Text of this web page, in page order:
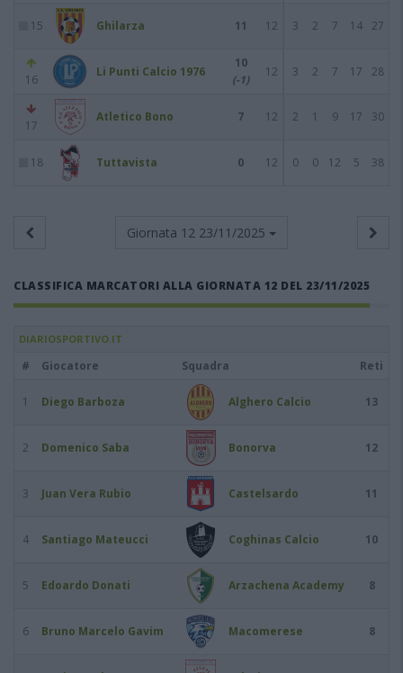
15 Ghilarza 11 12 3 2 7 14 27
16
Li Punti Calcio 1976
10
(-1)
12 3 2 7 17 28
17
Atletico Bono 7 12 2 1 9 17 30
18 Tuttavista 0 12 0 0 12 5 38
Giornata 12 23/11/2025
CLASSIFICA MARCATORI ALLA GIORNATA 12 DEL 23/11/2025
DIARIOSPORTIVO.IT
# Giocatore Squadra Reti
1 Diego Barboza Alghero Calcio 13
2 Domenico Saba Bonorva 12
3 Juan Vera Rubio Castelsardo 11
4 Santiago Mateucci Coghinas Calcio 10
5 Edoardo Donati Arzachena Academy 8
6 Bruno Marcelo Gavim Macomerese 8